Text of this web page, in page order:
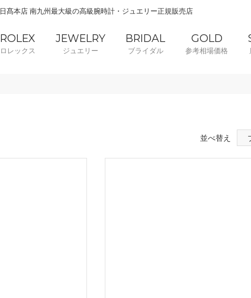
日髙本店 南九州最大級の高級腕時計・ジュエリー正規販売店
ROLEX
ロレックス
JEWELRY
ジュエリー
BRIDAL
ブライダル
GOLD
参考相場価格
並べ替え